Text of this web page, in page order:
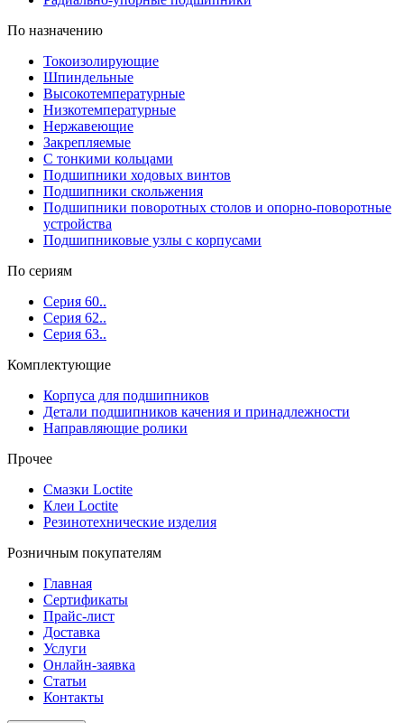
По назначению
Токоизолирующие
Шпиндельные
Высокотемпературные
Низкотемпературные
Нержавеющие
Закрепляемые
С тонкими кольцами
Подшипники ходовых винтов
Подшипники скольжения
Подшипники поворотных столов и опорно-поворотные
устройства
Подшипниковые узлы с корпусами
По сериям
Серия 60..
Серия 62..
Серия 63..
Комплектующие
Корпуса для подшипников
Детали подшипников качения и принадлежности
Направляющие ролики
Прочее
Смазки Loctite
Клеи Loctite
Резинотехнические изделия
Розничным покупателям
Главная
Сертификаты
Прайс-лист
Доставка
Услуги
Онлайн-заявка
Статьи
Контакты